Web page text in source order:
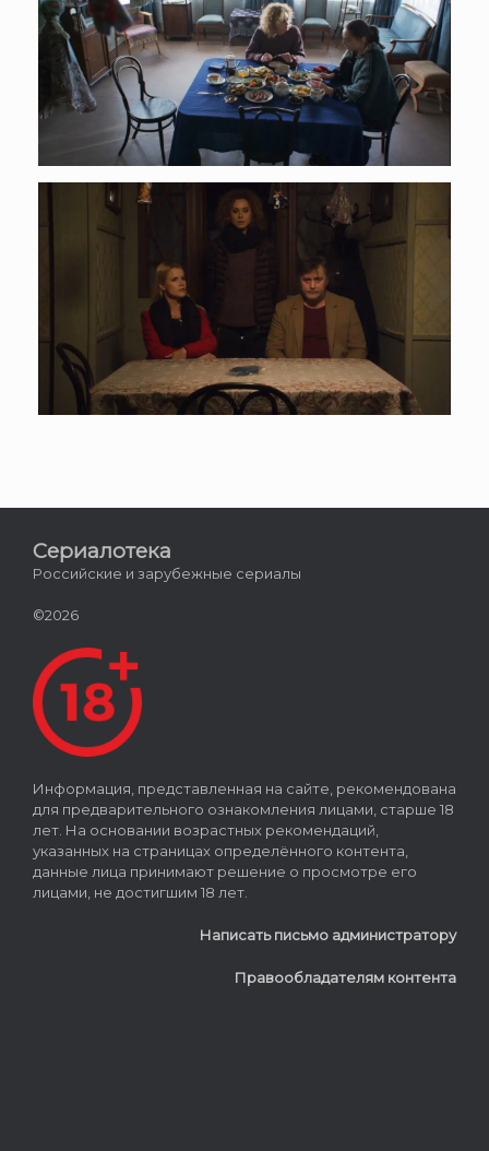
Сериалотека
Российские и зарубежные сериалы
©2026
Информация, представленная на сайте, рекомендована
для предварительного ознакомления лицами, старше 18
лет. На основании возрастных рекомендаций,
указанных на страницах определённого контента,
данные лица принимают решение о просмотре его
лицами, не достигшим 18 лет.
Написать письмо администратору
Правообладателям контента